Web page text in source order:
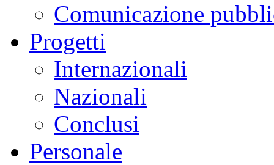
Comunicazione
Progetti
Internazionali
Nazionali
Conclusi
Personale